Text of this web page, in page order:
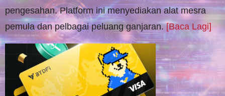
pengesahan. Platform ini menyediakan alat mesra
pemula dan pelbagai peluang ganjaran.[Baca Lagi]